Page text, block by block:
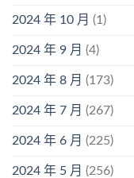
2024 年 10 月 (1)
2024 年 9 月 (4)
2024 年 8 月 (173)
2024 年 7 月 (267)
2024 年 6 月 (225)
2024 年 5 月 (256)